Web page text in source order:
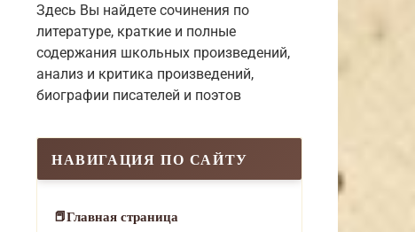
Здесь Вы найдете сочинения по
литературе, краткие и полные
содержания школьных произведений,
анализ и критика произведений,
биографии писателей и поэтов
НАВИГАЦИЯ ПО САЙТУ
Главная страница